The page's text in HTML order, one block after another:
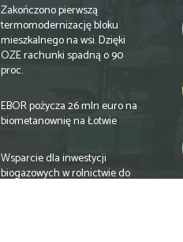
Zakończono pierwszą
termomodernizację bloku
mieszkalnego na wsi. Dzięki
OZE rachunki spadną o 90
proc.
EBOR pożycza 26 mln euro na
biometanownię na Łotwie
Wsparcie dla inwestycji
biogazowych w rolnictwie do